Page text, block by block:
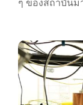
ๆ ของสถาบันม